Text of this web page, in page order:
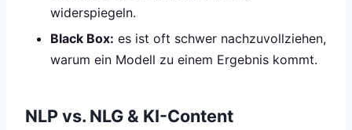
widerspiegeln.
Black Box: es ist oft schwer nachzuvollziehen,
warum ein Modell zu einem Ergebnis kommt.
NLP vs. NLG & KI-Content